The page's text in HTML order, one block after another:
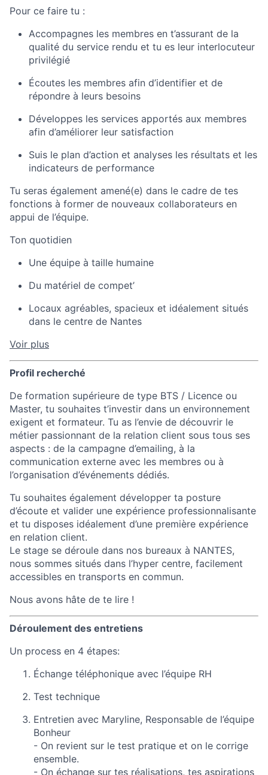
Pour ce faire tu :
Accompagnes les membres en t’assurant de la
qualité du service rendu et tu es leur interlocuteur
privilégié
Écoutes les membres afin d’identifier et de
répondre à leurs besoins
Développes les services apportés aux membres
afin d’améliorer leur satisfaction
Suis le plan d’action et analyses les résultats et les
indicateurs de performance
Tu seras également amené(e) dans le cadre de tes
fonctions à former de nouveaux collaborateurs en
appui de l’équipe.
Ton quotidien
Une équipe à taille humaine
Du matériel de compet’
Locaux agréables, spacieux et idéalement situés
dans le centre de Nantes
Voir plus
Profil recherché
De formation supérieure de type BTS / Licence ou
Master, tu souhaites t’investir dans un environnement
exigent et formateur. Tu as l’envie de découvrir le
métier passionnant de la relation client sous tous ses
aspects : de la campagne d’emailing, à la
communication externe avec les membres ou à
l’organisation d’événements dédiés.
Tu souhaites également développer ta posture
d’écoute et valider une expérience professionnalisante
et tu disposes idéalement d’une première expérience
en relation client.
Le stage se déroule dans nos bureaux à NANTES,
nous sommes situés dans l’hyper centre, facilement
accessibles en transports en commun.
Nous avons hâte de te lire !
Déroulement des entretiens
Un process en 4 étapes:
Échange téléphonique avec l’équipe RH
Test technique
Entretien avec Maryline, Responsable de l’équipe
Bonheur
- On revient sur le test pratique et on le corrige
ensemble.
- On échange sur tes réalisations, tes aspirations